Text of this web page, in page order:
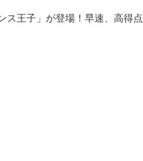
ス王子」が登場！早速、高得点